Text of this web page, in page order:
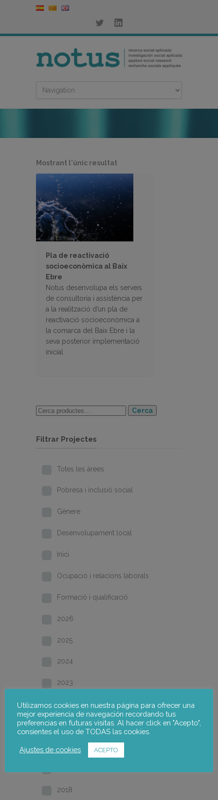
Mostrant l'únic resultat
Pla de reactivació
socioeconòmica al Baix
Ebre
Notus desenvolupa els serveis
de consultoria i assistència per
a la realització d’un pla de
reactivació socioeconòmica a
la comarca del Baix Ebre i la
seva posterior implementació
inicial
Cerca
Filtrar Projectes
Totes les àrees
Pobresa i inclusió social
Gènere
Desenvolupament local
Inici
Ocupació i relacions laborals
Formació i qualificació
2026
2025
2024
2023
2022
2021
2020
2018
Utilizamos cookies en nuestra página para ofrecer una
mejor experiencia de navegación recordando tus
preferencias en futuras visitas. Al hacer click en "Acepto",
consientes el uso de TODAS las cookies.
Ajustes de cookies ACEPTO